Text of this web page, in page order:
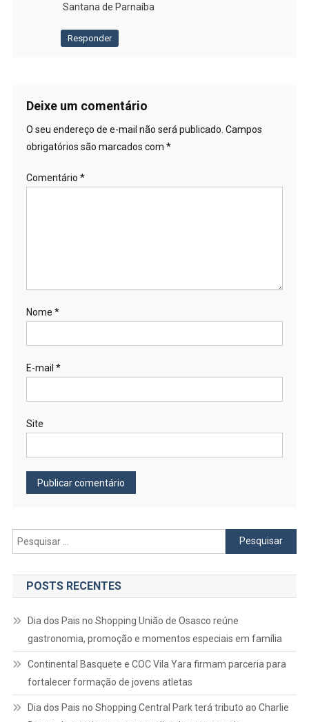
Santana de Parnaíba
Responder
Deixe um comentário
O seu endereço de e-mail não será publicado. Campos
obrigatórios são marcados com *
Comentário *
Nome *
E-mail *
Site
Pesquisar
por:
POSTS RECENTES
Dia dos Pais no Shopping União de Osasco reúne
gastronomia, promoção e momentos especiais em família
Continental Basquete e COC Vila Yara firmam parceria para
fortalecer formação de jovens atletas
Dia dos Pais no Shopping Central Park terá tributo ao Charlie